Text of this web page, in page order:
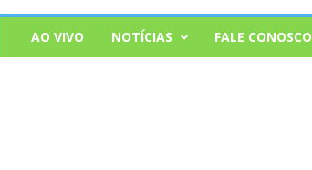
AO VIVO NOTÍCIAS FALE CONOSCO